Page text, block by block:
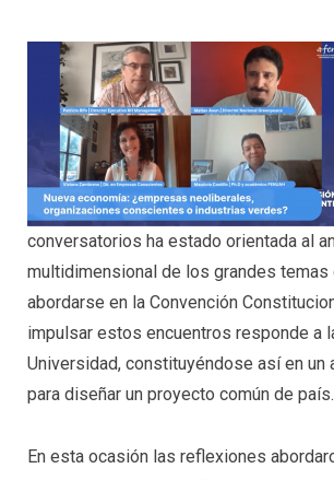
conversatorios ha estado orientada al
multidimensional de los grandes temas
abordarse en la Convención
impulsar estos encuentros responde a
Universidad, constituyéndose así en un
para diseñar un proyecto común de país.
En esta ocasión las reflexiones